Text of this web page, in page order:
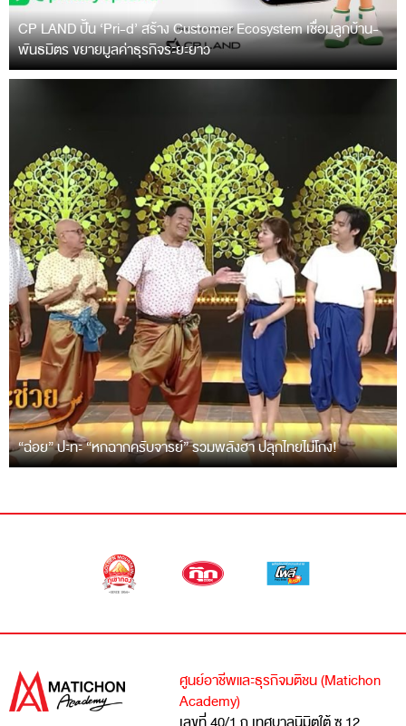
CP LAND ปั้น ‘Pri-d’ สร้าง Customer Ecosystem เชื่อมลูกบ้าน-
พันธมิตร ขยายมูลค่าธุรกิจระยะยาว
“ฉ่อย” ปะทะ “หกฉากครับจารย์” รวมพลังฮา ปลุกไทยไม่โกง!
ศูนย์อาชีพและธุรกิจมติชน (Matichon
Academy)